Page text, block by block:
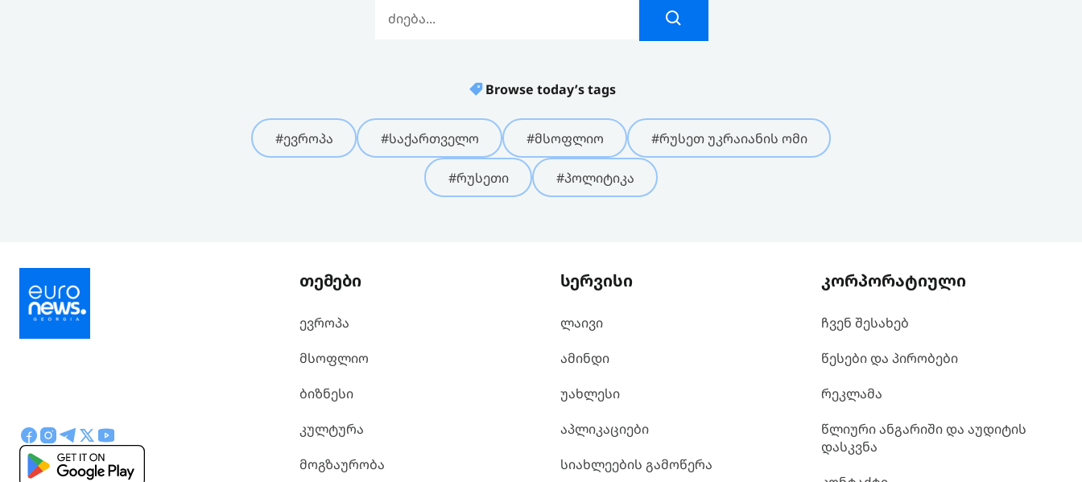
Browse today’s tags
#ევროპა #საქართველო #მსოფლიო #რუსეთ უკრაიანის ომი
#რუსეთი #პოლიტიკა
თემები
ევროპა
მსოფლიო
ბიზნესი
კულტურა
მოგზაურობა
სერვისი
ლაივი
ამინდი
უახლესი
აპლიკაციები
სიახლეების გამოწერა
კორპორატიული
ჩვენ შესახებ
წესები და პირობები
რეკლამა
წლიური ანგარიში და აუდიტის
დასკვნა